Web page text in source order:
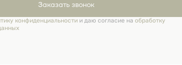
Заказать звонок
конфиденциальностии даю согласие на обработку